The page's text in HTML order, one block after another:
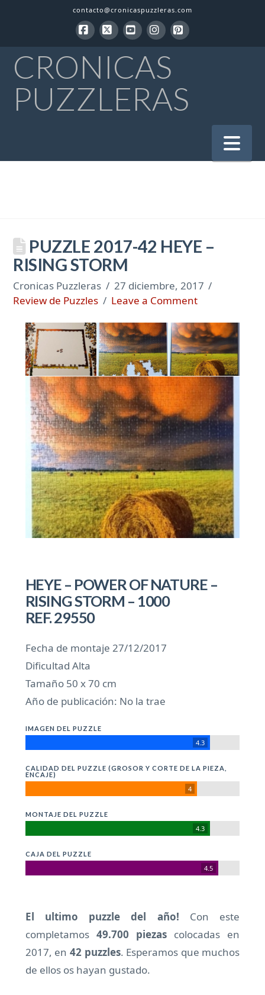
contacto@cronicaspuzzleras.com
CRONICAS
PUZZLERAS
PUZZLE 2017-42 HEYE –
RISING STORM
Cronicas Puzzleras
27 diciembre, 2017
Review de Puzzles
Leave a Comment
HEYE – POWER OF NATURE –
RISING STORM – 1000
REF. 29550
Fecha de montaje 27/12/2017
Dificultad Alta
Tamaño 50 x 70 cm
Año de publicación: No la trae
IMAGEN DEL PUZZLE
4.3
CALIDAD DEL PUZZLE (GROSOR Y CORTE DE LA PIEZA,
ENCAJE)
4
MONTAJE DEL PUZZLE
4.3
CAJA DEL PUZZLE
4.5
El ultimo puzzle del año! Con este
completamos 49.700 piezas colocadas en
2017, en 42 puzzles. Esperamos que muchos
de ellos os hayan gustado.